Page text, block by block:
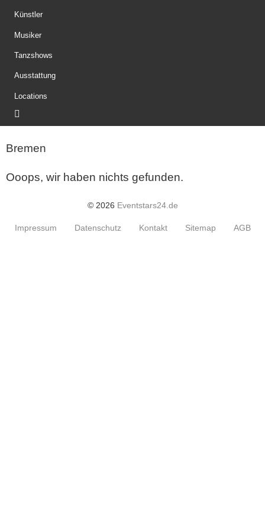
Künstler
Musiker
Tanzshows
Ausstattung
Locations
Bremen
Ooops, wir haben nichts gefunden.
© 2026 Eventstars24.de
Impressum Datenschutz Kontakt Sitemap AGB